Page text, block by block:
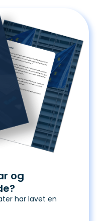
og
har lavet en